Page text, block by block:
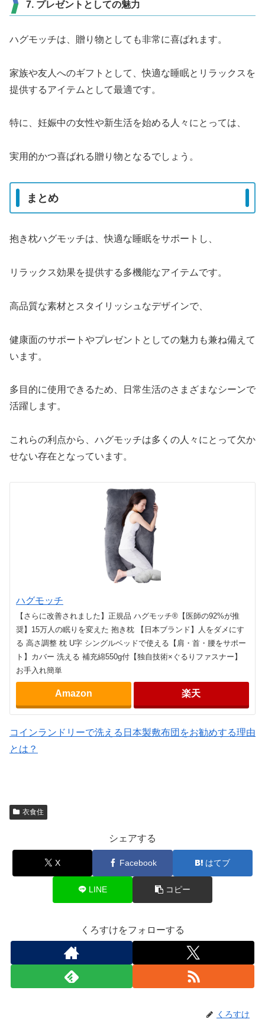
7. プレゼントとしての魅力
ハグモッチは、贈り物としても非常に喜ばれます。
家族や友人へのギフトとして、快適な睡眠とリラックスを
提供するアイテムとして最適です。
特に、妊娠中の女性や新生活を始める人々にとっては、
実用的かつ喜ばれる贈り物となるでしょう。
まとめ
抱き枕ハグモッチは、快適な睡眠をサポートし、
リラックス効果を提供する多機能なアイテムです。
高品質な素材とスタイリッシュなデザインで、
健康面のサポートやプレゼントとしての魅力も兼ね備えて
います。
多目的に使用できるため、日常生活のさまざまなシーンで
活躍します。
これらの利点から、ハグモッチは多くの人々にとって欠か
せない存在となっています。
ハグモッチ
【さらに改善されました】正規品 ハグモッチ®【医師の92%が推
奨】15万人の眠りを変えた 抱き枕 【日本ブランド】人をダメにす
る 高さ調整 枕 U字 シングルベッドで使える【肩・首・腰をサポー
ト】カバー 洗える 補充綿550g付【独自技術×ぐるりファスナー】
お手入れ簡単
Amazon 楽天
コインランドリーで洗える日本製敷布団をお勧めする理由
とは？
衣食住
シェアする
X Facebook はてブ
LINE コピー
くろすけをフォローする
くろすけ